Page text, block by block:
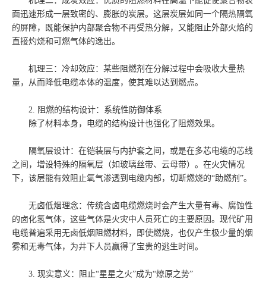
面迅速形成一层致密的、膨胀的炭层。这层炭层如同一个隔热隔氧
的屏障，既能保护内部聚合物不再受热分解，又能阻止外部火焰的
直接灼烧和可燃气体的逸出。
机理三：冷却效应：某些阻燃剂在分解过程中会吸收大量热
量，从而降低电缆本体的温度，使其难以达到燃点。
2. 阻燃的结构设计：系统性防御体系
除了材料本身，电缆的结构设计也强化了阻燃效果。
隔氧层设计：在铠装层与内护套之间，或是在多芯电缆的芯线
之间，增设特殊的隔氧层（如玻璃丝带、云母带）。在火灾情况
下，该层能有效阻止氧气渗透到电缆内部，切断燃烧的“助燃剂”。
无卤低烟理念：传统含卤电缆燃烧时会产生大量有毒、腐蚀性
的卤化氢气体，这些气体是火灾中人员死亡的主要原因。现代矿用
电缆普遍采用无卤低烟阻燃材料，即使燃烧，也仅产生极少量的烟
雾和无毒气体，为井下人员赢得了宝贵的逃生时间。
3. 现实意义：阻止“星星之火”成为“燎原之势”